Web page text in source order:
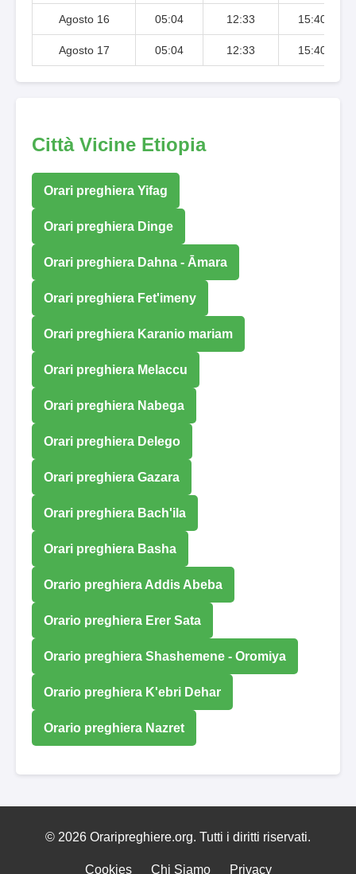
Agosto 16 05:04 12:33 15:40
Agosto 17 05:04 12:33 15:40
Città Vicine Etiopia
Orari preghiera Yifag
Orari preghiera Dinge
Orari preghiera Dahna - Āmara
Orari preghiera Fet'imeny
Orari preghiera Karanio mariam
Orari preghiera Melaccu
Orari preghiera Nabega
Orari preghiera Delego
Orari preghiera Gazara
Orari preghiera Bach'ila
Orari preghiera Basha
Orario preghiera Addis Abeba
Orario preghiera Erer Sata
Orario preghiera Shashemene - Oromiya
Orario preghiera K'ebri Dehar
Orario preghiera Nazret
© 2026 Oraripreghiere.org. Tutti i diritti riservati.
Cookies Chi Siamo Privacy